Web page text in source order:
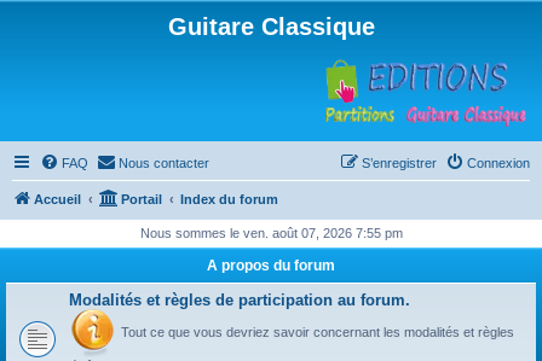
Guitare Classique
FAQ Nous contacter Connexion
S’enregistrer
Accueil Portail Index du forum
Nous sommes le ven. août 07, 2026 7:55 pm
A propos du forum
Modalités et règles de participation au forum.
Tout ce que vous devriez savoir concernant les modalités et règles